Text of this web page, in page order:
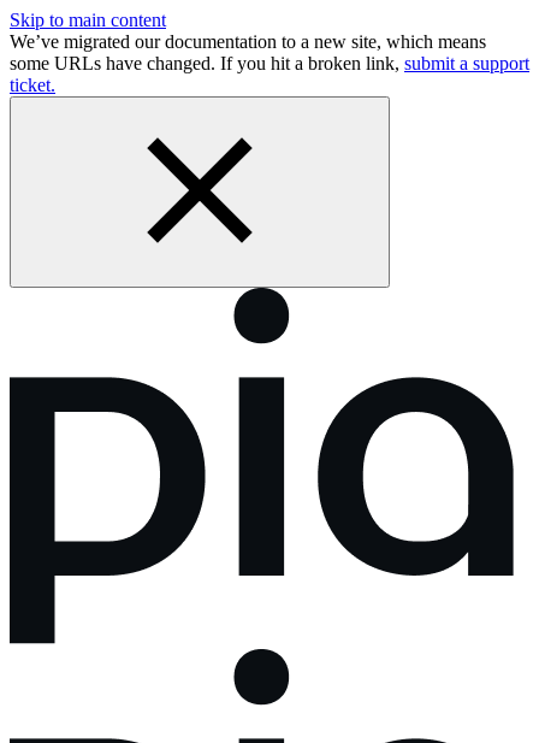
Skip to main content
We’ve migrated our documentation to a new site, which means
some URLs have changed. If you hit a broken link, submit a support
ticket.